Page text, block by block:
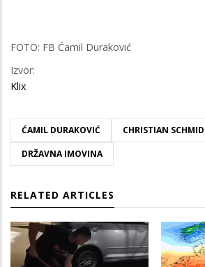
FOTO: FB Ćamil Duraković
Izvor:
Klix
ĆAMIL DURAKOVIĆ
CHRISTIAN
DRŽAVNA IMOVINA
RELATED ARTICLES